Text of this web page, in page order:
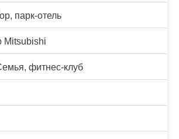
парк-отель
Mitsubishi
фитнес-клуб